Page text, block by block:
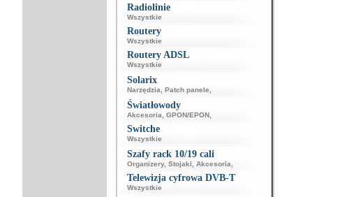
Radiolinie
Wszystkie
Routery
Wszystkie
Routery ADSL
Wszystkie
Solarix
Narzędzia Patch panele
Światłowody
Akcesoria GPON/EPON,
Switche
Wszystkie
Szafy rack 10/19 cali
Organizery, Stojaki Akcesoria
Telewizja cyfrowa DVB-T
Wszystkie